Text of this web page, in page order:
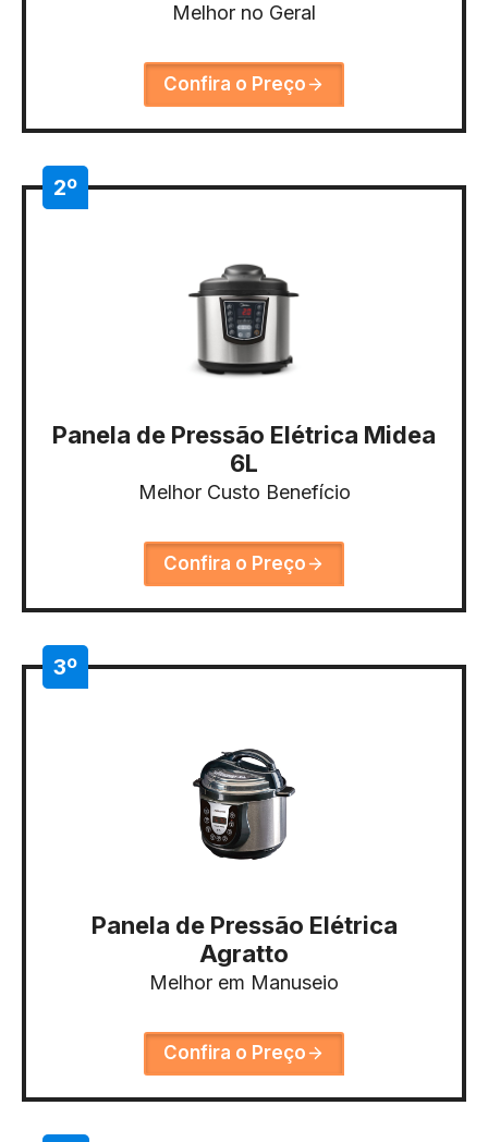
Melhor no Geral
Confira o Preço
2º
Panela de Pressão Elétrica Midea
6L
Melhor Custo Benefício
Confira o Preço
3º
Panela de Pressão Elétrica
Agratto
Melhor em Manuseio
Confira o Preço